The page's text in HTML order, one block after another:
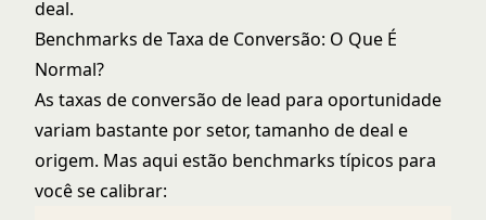
deal.
Benchmarks de Taxa de Conversão: O Que É
Normal?
As taxas de conversão de lead para oportunidade
variam bastante por setor, tamanho de deal e
origem. Mas aqui estão benchmarks típicos para
você se calibrar: